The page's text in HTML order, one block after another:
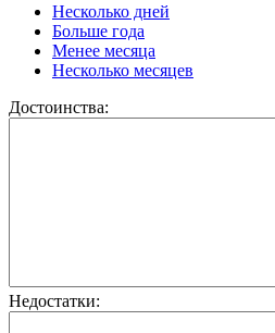
Несколько дней
Больше года
Менее месяца
Несколько месяцев
Достоинства:
Недостатки: